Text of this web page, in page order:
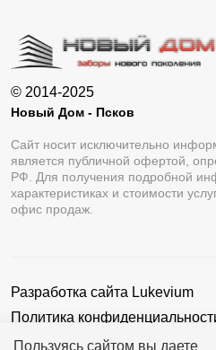
Пользуясь сайтом вы даете
© 2014-2025
Новый Дом - Псков
Сайт носит исключительно
является публичной офертой,
РФ. Для получения подробной
характеристиках и стоимости
офис продаж.
Разработка сайта Lukevium
Политика
Пользовательское соглашение